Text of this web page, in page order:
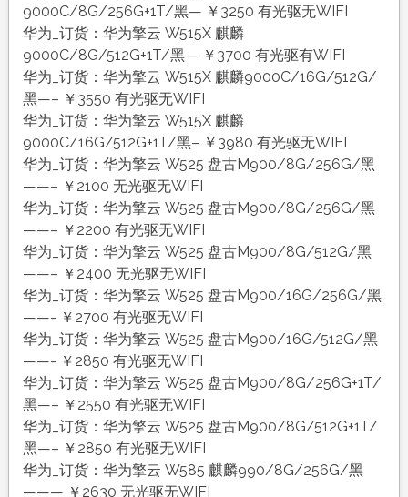
9000C/8G/256G+1T/黑— ￥3250 有光驱无WIFI
华为_订货：华为擎云 W515X 麒麟
9000C/8G/512G+1T/黑— ￥3700 有光驱有WIFI
华为_订货：华为擎云 W515X 麒麟9000C/16G/512G/
黑—– ￥3550 有光驱无WIFI
华为_订货：华为擎云 W515X 麒麟
9000C/16G/512G+1T/黑– ￥3980 有光驱无WIFI
华为_订货：华为擎云 W525 盘古M900/8G/256G/黑
——– ￥2100 无光驱无WIFI
华为_订货：华为擎云 W525 盘古M900/8G/256G/黑
——– ￥2200 有光驱无WIFI
华为_订货：华为擎云 W525 盘古M900/8G/512G/黑
——– ￥2400 无光驱无WIFI
华为_订货：华为擎云 W525 盘古M900/16G/256G/黑
——- ￥2700 有光驱无WIFI
华为_订货：华为擎云 W525 盘古M900/16G/512G/黑
——- ￥2850 有光驱无WIFI
华为_订货：华为擎云 W525 盘古M900/8G/256G+1T/
黑—– ￥2550 有光驱无WIFI
华为_订货：华为擎云 W525 盘古M900/8G/512G+1T/
黑—– ￥2850 有光驱无WIFI
华为_订货：华为擎云 W585 麒麟990/8G/256G/黑
——— ￥2630 无光驱无WIFI